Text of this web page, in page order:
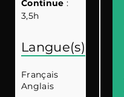
Continue:
3,5h
Langue(s)
Français
Anglais